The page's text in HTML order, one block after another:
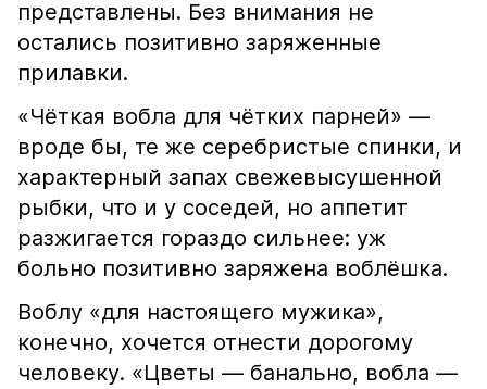
представлены. Без внимания не
остались позитивно заряженные
прилавки.
«Чёткая вобла для чётких парней» —
вроде бы, те же серебристые спинки, и
характерный запах свежевысушенной
рыбки, что и у соседей, но аппетит
разжигается гораздо сильнее: уж
больно позитивно заряжена воблёшка.
Воблу «для настоящего мужика»,
конечно, хочется отнести дорогому
человеку. «Цветы — банально, вобла —